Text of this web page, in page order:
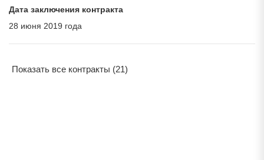
Дата заключения контракта
28 июня 2019 года
Показать все контракты (21)